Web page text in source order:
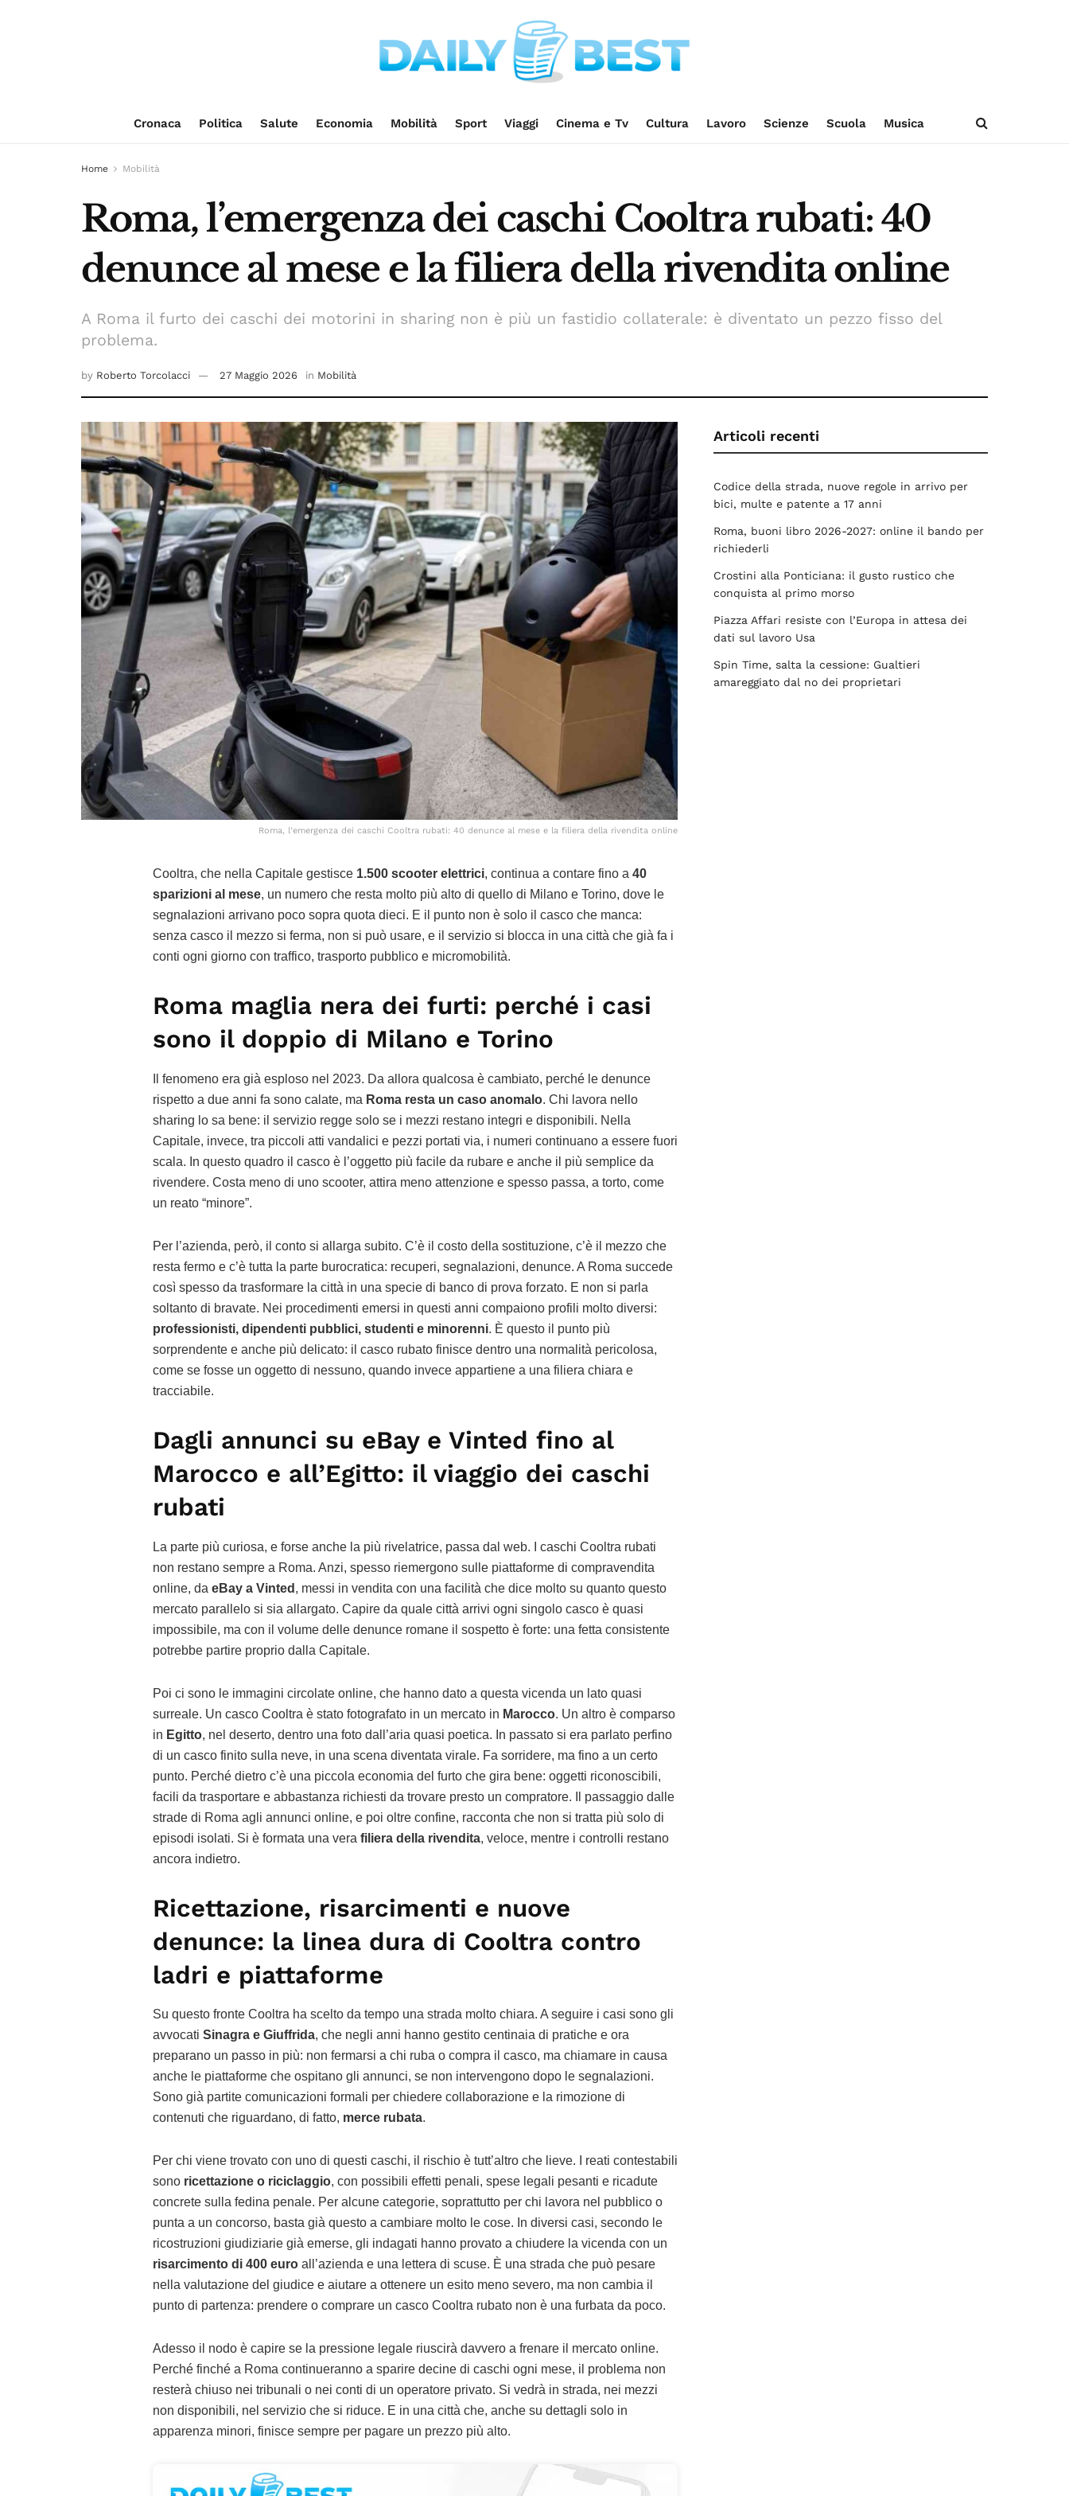
Cronaca Politica Salute Economia Mobilità Sport Viaggi Cinema e Tv Cultura Lavoro Scienze Scuola Musica
Home Mobilità
Roma, l’emergenza dei caschi Cooltra rubati: 40
denunce al mese e la filiera della rivendita online
A Roma il furto dei caschi dei motorini in sharing non è più un fastidio collaterale: è diventato un pezzo fisso del
problema.
by Roberto Torcolacci 27 Maggio 2026 in Mobilità
Roma, l’emergenza dei caschi Cooltra rubati: 40 denunce al mese e la filiera della rivendita online
Cooltra, che nella Capitale gestisce 1.500 scooter elettrici, continua a contare fino a 40
sparizioni al mese, un numero che resta molto più alto di quello di Milano e Torino, dove le
segnalazioni arrivano poco sopra quota dieci. E il punto non è solo il casco che manca:
senza casco il mezzo si ferma, non si può usare, e il servizio si blocca in una città che già fa i
conti ogni giorno con traffico, trasporto pubblico e micromobilità.
Roma maglia nera dei furti: perché i casi
sono il doppio di Milano e Torino
Il fenomeno era già esploso nel 2023. Da allora qualcosa è cambiato, perché le denunce
rispetto a due anni fa sono calate, ma Roma resta un caso anomalo. Chi lavora nello
sharing lo sa bene: il servizio regge solo se i mezzi restano integri e disponibili. Nella
Capitale, invece, tra piccoli atti vandalici e pezzi portati via, i numeri continuano a essere fuori
scala. In questo quadro il casco è l’oggetto più facile da rubare e anche il più semplice da
rivendere. Costa meno di uno scooter, attira meno attenzione e spesso passa, a torto, come
un reato “minore”.
Per l’azienda, però, il conto si allarga subito. C’è il costo della sostituzione, c’è il mezzo che
resta fermo e c’è tutta la parte burocratica: recuperi, segnalazioni, denunce. A Roma succede
così spesso da trasformare la città in una specie di banco di prova forzato. E non si parla
soltanto di bravate. Nei procedimenti emersi in questi anni compaiono profili molto diversi:
professionisti, dipendenti pubblici, studenti e minorenni. È questo il punto più
sorprendente e anche più delicato: il casco rubato finisce dentro una normalità pericolosa,
come se fosse un oggetto di nessuno, quando invece appartiene a una filiera chiara e
tracciabile.
Dagli annunci su eBay e Vinted fino al
Marocco e all’Egitto: il viaggio dei caschi
rubati
La parte più curiosa, e forse anche la più rivelatrice, passa dal web. I caschi Cooltra rubati
non restano sempre a Roma. Anzi, spesso riemergono sulle piattaforme di compravendita
online, da eBay a Vinted , messi in vendita con una facilità che dice molto su quanto questo
mercato parallelo si sia allargato. Capire da quale città arrivi ogni singolo casco è quasi
impossibile, ma con il volume delle denunce romane il sospetto è forte: una fetta consistente
potrebbe partire proprio dalla Capitale.
Poi ci sono le immagini circolate online, che hanno dato a questa vicenda un lato quasi
surreale. Un casco Cooltra è stato fotografato in un mercato in Marocco. Un altro è comparso
in Egitto, nel deserto, dentro una foto dall’aria quasi poetica. In passato si era parlato perfino
di un casco finito sulla neve, in una scena diventata virale. Fa sorridere, ma fino a un certo
punto. Perché dietro c’è una piccola economia del furto che gira bene: oggetti riconoscibili,
facili da trasportare e abbastanza richiesti da trovare presto un compratore. Il passaggio dalle
strade di Roma agli annunci online, e poi oltre confine, racconta che non si tratta più solo di
episodi isolati. Si è formata una vera filiera della rivendita, veloce, mentre i controlli restano
ancora indietro.
Ricettazione, risarcimenti e nuove
denunce: la linea dura di Cooltra contro
ladri e piattaforme
Su questo fronte Cooltra ha scelto da tempo una strada molto chiara. A seguire i casi sono gli
avvocati Sinagra e Giuffrida, che negli anni hanno gestito centinaia di pratiche e ora
preparano un passo in più: non fermarsi a chi ruba o compra il casco, ma chiamare in causa
anche le piattaforme che ospitano gli annunci, se non intervengono dopo le segnalazioni.
Sono già partite comunicazioni formali per chiedere collaborazione e la rimozione di
contenuti che riguardano, di fatto, merce rubata.
Per chi viene trovato con uno di questi caschi, il rischio è tutt’altro che lieve. I reati contestabili
sono ricettazione o riciclaggio, con possibili effetti penali, spese legali pesanti e ricadute
concrete sulla fedina penale. Per alcune categorie, soprattutto per chi lavora nel pubblico o
punta a un concorso, basta già questo a cambiare molto le cose. In diversi casi, secondo le
ricostruzioni giudiziarie già emerse, gli indagati hanno provato a chiudere la vicenda con un
risarcimento di 400 euro all’azienda e una lettera di scuse. È una strada che può pesare
nella valutazione del giudice e aiutare a ottenere un esito meno severo, ma non cambia il
punto di partenza: prendere o comprare un casco Cooltra rubato non è una furbata da poco.
Adesso il nodo è capire se la pressione legale riuscirà davvero a frenare il mercato online.
Perché finché a Roma continueranno a sparire decine di caschi ogni mese, il problema non
resterà chiuso nei tribunali o nei conti di un operatore privato. Si vedrà in strada, nei mezzi
non disponibili, nel servizio che si riduce. E in una città che, anche su dettagli solo in
apparenza minori, finisce sempre per pagare un prezzo più alto.
Articoli recenti
Codice della strada, nuove regole in arrivo per
bici, multe e patente a 17 anni
Roma, buoni libro 2026-2027: online il bando per
richiederli
Crostini alla Ponticiana: il gusto rustico che
conquista al primo morso
Piazza Affari resiste con l’Europa in attesa dei
dati sul lavoro Usa
Spin Time, salta la cessione: Gualtieri
amareggiato dal no dei proprietari